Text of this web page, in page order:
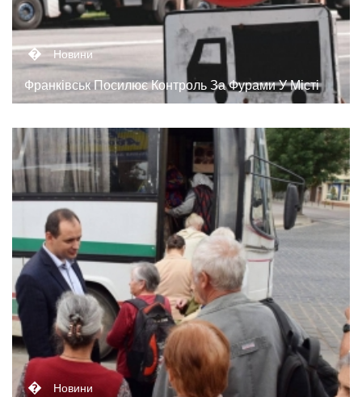
� Новини
Франківськ Посилює Контроль За Фурами У Місті
� Новини